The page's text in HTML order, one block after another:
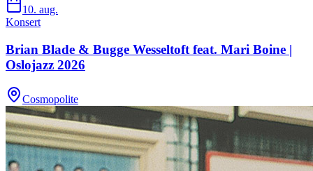
10. aug.
Konsert
Brian Blade & Bugge Wesseltoft feat. Mari Boine |
Oslojazz 2026
Cosmopolite